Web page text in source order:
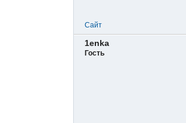
Сайт
1enka
Гость